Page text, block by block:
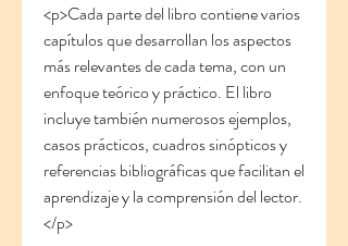
<p>Cada parte del libro contiene varios
capítulos que desarrollan los aspectos
más relevantes de cada tema, con un
enfoque teórico y práctico. El libro
incluye también numerosos ejemplos,
casos prácticos, cuadros sinópticos y
referencias bibliográficas que facilitan el
aprendizaje y la comprensión del lector.
</p>